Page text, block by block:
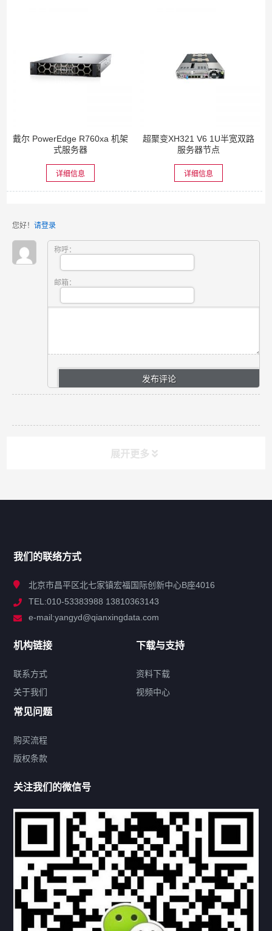
戴尔 PowerEdge R760xa 机架
式服务器
详细信息
超聚变XH321 V6 1U半宽双路
服务器节点
详细信息
您好！ 请登录
称呼：
邮箱：
展开更多
解决方案
联系方式
热门标签
机构链接
联系方式 关于我们
下载与支持
资料下载 视频中心
常见问题
购买流程 版权条款
我们的联络方式
北京市昌平区北七家镇宏福国际创新中心B座4016
TEL:010-53383988 13810363143
e-mail:yangyd@qianxingdata.com
机构链接
联系方式
关于我们
下载与支持
资料下载
视频中心
常见问题
购买流程
版权条款
关注我们的微信号